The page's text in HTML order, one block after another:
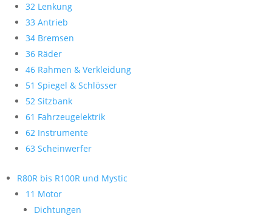
32 Lenkung
33 Antrieb
34 Bremsen
36 Räder
46 Rahmen & Verkleidung
51 Spiegel & Schlösser
52 Sitzbank
61 Fahrzeugelektrik
62 Instrumente
63 Scheinwerfer
R80R bis R100R und Mystic
11 Motor
Dichtungen